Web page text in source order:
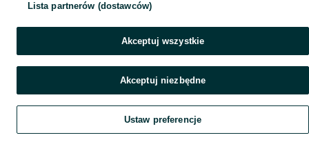
Szukaj Obserwujesz Dodaj Czat Konto
Lista partnerów (dostawców)
Akceptuj wszystkie
Akceptuj niezbędne
Ustaw preferencje